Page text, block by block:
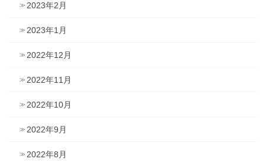
2023年2月
2023年1月
2022年12月
2022年11月
2022年10月
2022年9月
2022年8月